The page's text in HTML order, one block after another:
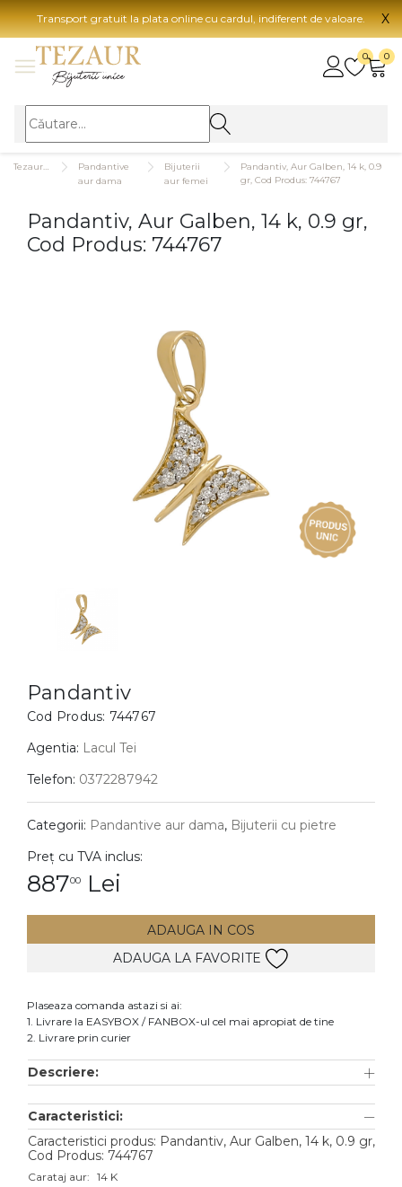
Transport gratuit la plata online cu cardul, indiferent de valoare. X
0 0
BIJUTERII
BIJUTERII FEMEI
Inele
Bratari
BIJUTERII COPII
Cercei
Bratari
Coliere
Lanturi
Pandantive
Inele
Cercei
Bratari
Lanturi
Pandantive
Accesorii
Aur galben
Aur alb
Pandantive
aur dama
Bijuterii
aur femei
Pandantiv, Aur Galben, 14 k, 0.9
gr, Cod Produs: 744767
Pandantiv, Aur Galben, 14 k, 0.9 gr,
Cod Produs: 744767
Pandantiv
Cod Produs: 744767
Agentia: Lacul Tei
Telefon: 0372287942
Categorii: Pandantive aur dama, Bijuterii cu pietre
Preț cu TVA inclus:
88700 Lei
ADAUGA IN COS
ADAUGA LA FAVORITE
Plaseaza comanda astazi si ai:
1. Livrare la EASYBOX / FANBOX-ul cel mai apropiat de tine
2. Livrare prin curier
Descriere:
Caracteristici:
Caracteristici produs: Pandantiv, Aur Galben, 14 k, 0.9 gr,
Cod Produs: 744767
Carataj aur: 14 K